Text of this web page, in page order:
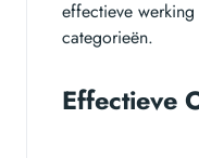
effectieve
categorieën.
Effectieve